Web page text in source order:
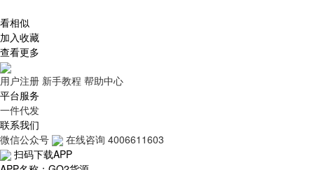
看相似
加入收藏
查看更多
用户注册 新手教程 帮助中心
平台服务
一件代发
联系我们
微信公众号
在线咨询 4006611603
扫码下载APP